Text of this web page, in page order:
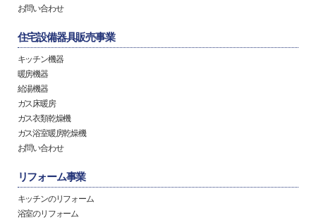
お問い合わせ
住宅設備器具販売事業
キッチン機器
暖房機器
給湯機器
ガス床暖房
ガス衣類乾燥機
ガス浴室暖房乾燥機
お問い合わせ
リフォーム事業
キッチンのリフォーム
浴室のリフォーム